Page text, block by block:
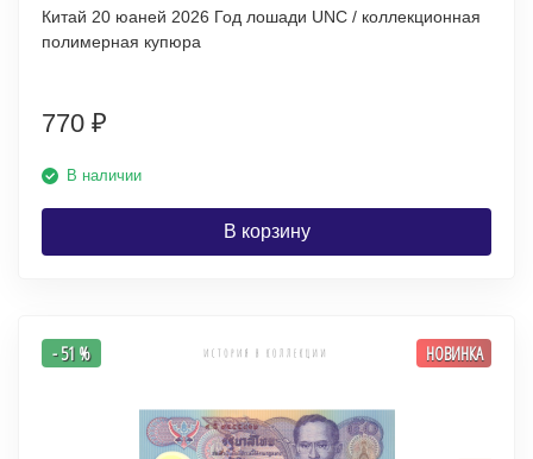
Китай 20 юаней 2026 Год лошади UNC / коллекционная
полимерная купюра
770 ₽
В наличии
В корзину
- 51 % НОВИНКА